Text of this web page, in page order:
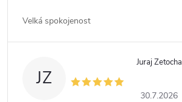
Velká spokojenost
JZ
Juraj Zetocha
30.7.2026